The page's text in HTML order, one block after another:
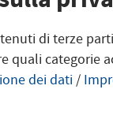
fragen und im
di terze
quali categorie
dei dati /